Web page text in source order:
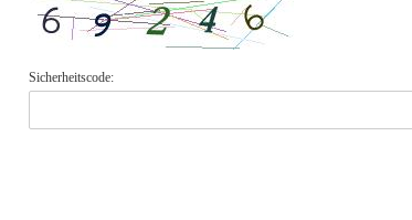
Sicherheitscode: